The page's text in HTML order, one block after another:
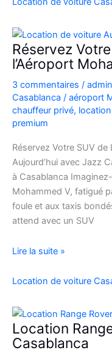
Fiat
500
:
pratiques
et
bons
Réservez
l’Aéroport
3 commentaires / admin
Casablanca / aéroport
chauffeur privé,
premium
Réservez Votre SUV de
Aujourd’hui avec Jazz
à Casablanca
Mohammed V, fatigué
foule et aux taxis
attend avec un SUV
Réservez
SUV
Luxe
à
l’Aéroport
Lire la suite »
Location de voiture
Location
Casablanca